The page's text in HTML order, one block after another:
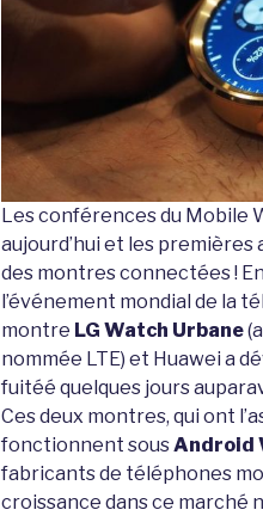
Les conférences du Mobile
aujourd’hui et les
des montres connectées !
l’événement mondial de la
montre LG Watch Urbane
nommée LTE) et Huawei a
fuitéé quelques jours
Ces deux montres, qui ont
fonctionnent sousAndroid
fabricants de téléphones
croissance dans ce marché